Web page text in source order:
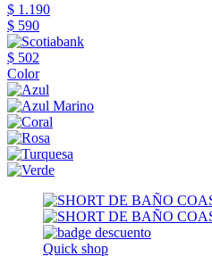
$ 1.190
$ 590
$ 502
Color
Quick shop